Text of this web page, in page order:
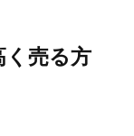
売る方